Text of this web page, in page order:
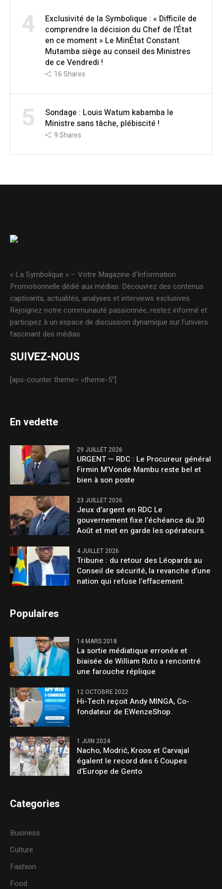
4
Exclusivité de la Symbolique : « Difficile de
comprendre la décision du Chef de l’État
en ce moment » Le MinÉtat Constant
Mutamba siège au conseil des Ministres
de ce Vendredi !
16Shares
5
Sondage : Louis Watum kabamba le
Ministre sans tâche, plébiscité !
9Shares
« La Symbolique » – Votre Magazine d’Information
Promotionnelle dédié aux médias. Découvrez des contenus
captivants, actualités, analyses et interviews exclusives.
Rejoignez notre communauté passionnée, restez informé et
participez à un espace de discussion dynamique sur l’univers
fascinant des médias.
SUIVEZ-NOUS
[aps-counter theme= »theme-5″]
En vedette
29 JUILLET 2026
URGENT — RDC : Le Procureur général
Firmin M’Vonde Mambu reste bel et
bien à son poste
23 JUILLET 2026
Jeux d’argent en RDC Le
gouvernement fixe l’échéance du 30
Août et met en garde les opérateurs.
4 JUILLET 2026
Tribune : du retour des Léopards au
Conseil de sécurité, la revanche d’une
nation qui refuse l’effacement.
Populaires
14 MARS 2018
La sortie médiatique erronée et
biaisée de William Ruto a rencontré
une farouche réplique
12 OCTOBRE 2022
Hi-Tech reçoit Andy MINGA, Co-
fondateur de EWenzeShop.
1 JUIN 2024
Nacho, Modrić, Kroos et Carvajal
égalent le record des 6 Coupes
d’Europe de Gento
Categories
Business
Culture
Fashion
Food